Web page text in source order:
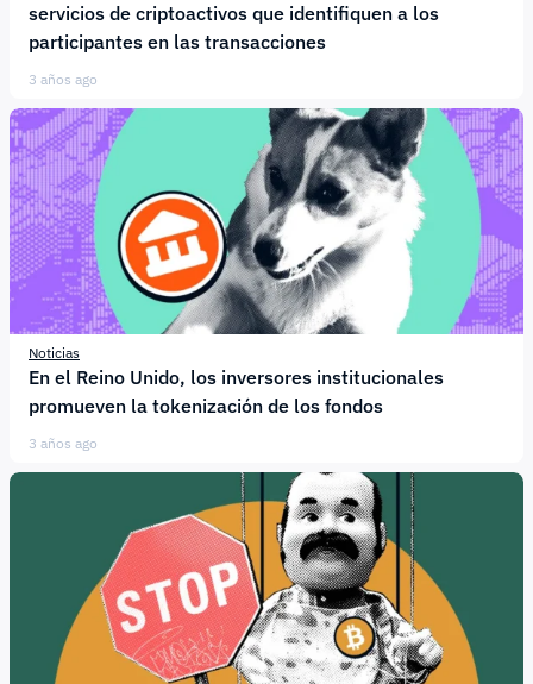
servicios de criptoactivos que identifiquen a los
participantes en las transacciones
3 años ago
Noticias
En el Reino Unido, los inversores institucionales
promueven la tokenización de los fondos
3 años ago